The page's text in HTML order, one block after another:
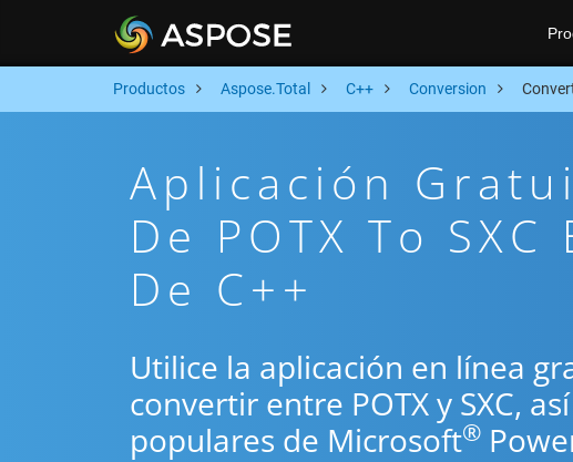
Productos Aspose.Total C++ Conversion
Aplicación
De POTX To
De C++
Utilice la aplicación en línea
convertir entre POTX y SXC,
populares de Microsoft®